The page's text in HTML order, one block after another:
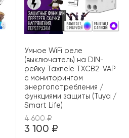
Умное WiFi реле
(выключатель) на DIN-
рейку Taxnele TXCB2-VAP
с мониторингом
энергопотребления /
функциями защиты (Tuya /
Smart Life)
4 600 ₽
3 100 ₽